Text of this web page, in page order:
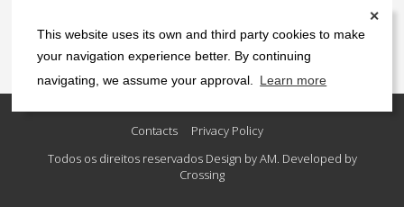
This website uses its own and third party cookies to make
your navigation experience better. By continuing
navigating, we assume your approval.
Learn more
✕
Contacts
Privacy Policy
Todos os direitos reservados Design by AM. Developed by
Crossing